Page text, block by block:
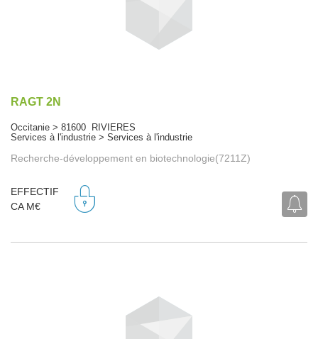
RAGT 2N
Occitanie > 81600 RIVIERES
Services à l'industrie > Services à l'industrie
Recherche-développement en biotechnologie(7211Z)
EFFECTIF
CA M€